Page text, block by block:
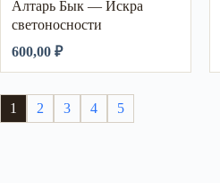
Алтарь Бык — Искра
светоносности
600,00 ₽
1 2 3 4 5